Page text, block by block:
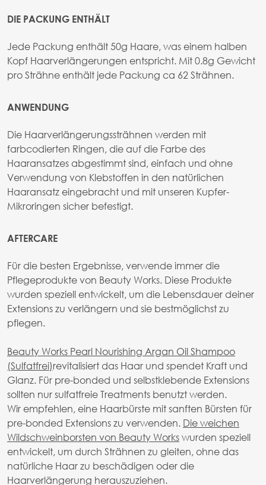
DIE PACKUNG ENTHÄLT
Jede Packung enthält 50g Haare, was einem halben
Kopf Haarverlängerungen entspricht. Mit 0.8g Gewicht
pro Strähne enthält jede Packung ca 62 Strähnen.
ANWENDUNG
Die Haarverlängerungssträhnen werden mit
farbcodierten Ringen, die auf die Farbe des
Haaransatzes abgestimmt sind, einfach und ohne
Verwendung von Klebstoffen in den natürlichen
Haaransatz eingebracht und mit unseren Kupfer-
Mikroringen sicher befestigt.
AFTERCARE
Für die besten Ergebnisse, verwende immer die
Pflegeprodukte von Beauty Works. Diese Produkte
wurden speziell entwickelt, um die Lebensdauer deiner
Extensions zu verlängern und sie bestmöglichst zu
pflegen.
Beauty Works Pearl Nourishing Argan Oil Shampoo
(Sulfatfrei)revitalisiert das Haar und spendet Kraft und
Glanz. Für pre-bonded und selbstklebende Extensions
sollten nur sulfatfreie Treatments benutzt werden.
Wir empfehlen, eine Haarbürste mit sanften Bürsten für
pre-bonded Extensions zu verwenden. Die weichen
Wildschweinborsten von Beauty Workswurden speziell
entwickelt, um durch Strähnen zu gleiten, ohne das
natürliche Haar zu beschädigen oder die
Haarverlängerung herauszuziehen.